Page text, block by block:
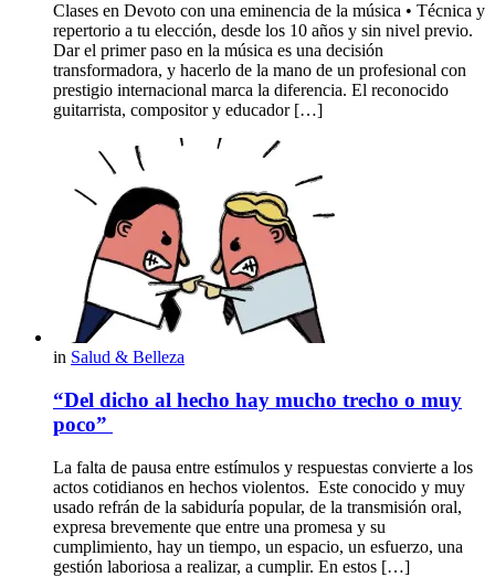
Clases en Devoto con una eminencia de la música • Técnica y
repertorio a tu elección, desde los 10 años y sin nivel previo.
Dar el primer paso en la música es una decisión
transformadora, y hacerlo de la mano de un profesional con
prestigio internacional marca la diferencia. El reconocido
guitarrista, compositor y educador […]
in Salud & Belleza
“Del dicho al hecho hay mucho trecho o muy
poco”
La falta de pausa entre estímulos y respuestas convierte a los
actos cotidianos en hechos violentos. Este conocido y muy
usado refrán de la sabiduría popular, de la transmisión oral,
expresa brevemente que entre una promesa y su
cumplimiento, hay un tiempo, un espacio, un esfuerzo, una
gestión laboriosa a realizar, a cumplir. En estos […]